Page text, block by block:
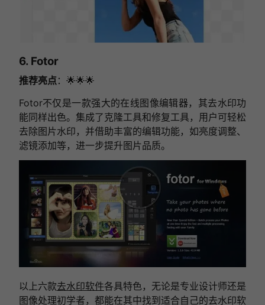
6. Fotor
推荐亮点 ：🌟🌟🌟
Fotor不仅是一款强大的在线图像编辑器，其去水印功
能同样出色。集成了克隆工具和修复工具，用户可轻松
去除图片水印，并借助丰富的编辑功能，如亮度调整、
滤镜添加等，进一步提升图片品质。
以上六款去水印软件各具特色，无论是专业设计师还是
图像处理初学者，都能在其中找到适合自己的去水印软